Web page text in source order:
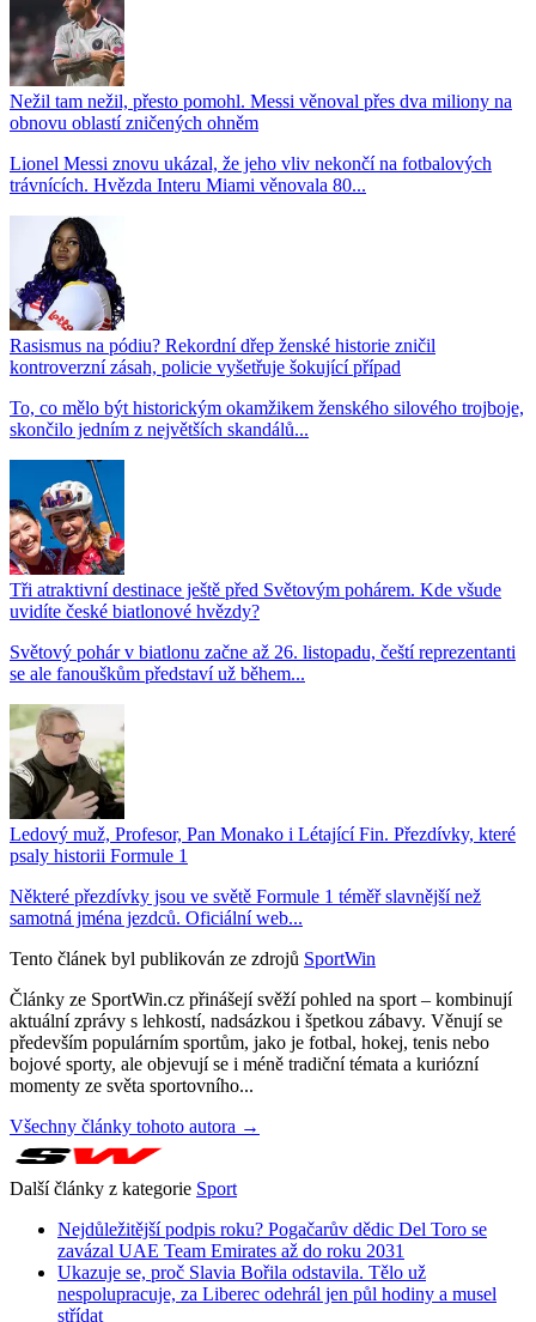
Nežil tam nežil, přesto pomohl. Messi věnoval přes dva miliony na
obnovu oblastí zničených ohněm
Lionel Messi znovu ukázal, že jeho vliv nekončí na fotbalových
trávnících. Hvězda Interu Miami věnovala 80...
Rasismus na pódiu? Rekordní dřep ženské historie zničil
kontroverzní zásah, policie vyšetřuje šokující případ
To, co mělo být historickým okamžikem ženského silového trojboje,
skončilo jedním z největších skandálů...
Tři atraktivní destinace ještě před Světovým pohárem. Kde všude
uvidíte české biatlonové hvězdy?
Světový pohár v biatlonu začne až 26. listopadu, čeští reprezentanti
se ale fanouškům představí už během...
Ledový muž, Profesor, Pan Monako i Létající Fin. Přezdívky, které
psaly historii Formule 1
Některé přezdívky jsou ve světě Formule 1 téměř slavnější než
samotná jména jezdců. Oficiální web...
Tento článek byl publikován ze zdrojů SportWin
Články ze SportWin.cz přinášejí svěží pohled na sport – kombinují
aktuální zprávy s lehkostí, nadsázkou i špetkou zábavy. Věnují se
především populárním sportům, jako je fotbal, hokej, tenis nebo
bojové sporty, ale objevují se i méně tradiční témata a kuriózní
momenty ze světa sportovního...
Všechny články tohoto autora →
Další články z kategorie Sport
Nejdůležitější podpis roku? Pogačarův dědic Del Toro se
zavázal UAE Team Emirates až do roku 2031
Ukazuje se, proč Slavia Bořila odstavila. Tělo už
nespolupracuje, za Liberec odehrál jen půl hodiny a musel
střídat